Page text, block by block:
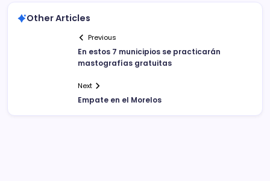
Other Articles
Previous
En estos 7 municipios se practicarán
mastografías gratuitas
Next
Empate en el Morelos